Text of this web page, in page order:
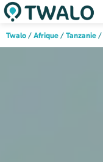
Twalo / Afrique / Tanzanie /